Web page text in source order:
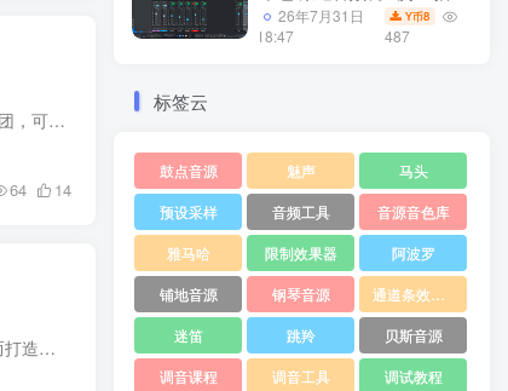
描述 Team DECiBEL | KONTAKT 5.8.1 + | 2023.06.12 | 1.67GB 详情studio Sopranos 是一个高度灵活的合唱团，可以在亲密和激进之间无缝过渡，为您的管弦乐提供美丽的背景纹理，或者在混音中处于...
64 14
描述 KONTAKT 6.7.1 – 6,13 GB 详情欢迎来到Ethera Gold Prometheus，这是为电影和视频游戏音乐作曲家而打造的终极男声采样库，也是由Stefano MACcarelli创建的屡获殊荣的Ethera Gold系列的下...
设模板文件 二
26年7月31日
18:47
Y币8
487
标签云
鼓点音源 魅声
马头
预设采样
音频工具
音源音色库
雅马哈
限制效果器
阿波罗
铺地音源
钢琴音源
通道条效果器
迷笛
跳羚
贝斯音源
调音课程
调音工具
调试教程